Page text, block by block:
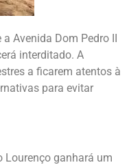
Avenida Dom Pedro II
interditado. A
a ficarem atentos à
para evitar
Lourenço ganhará um